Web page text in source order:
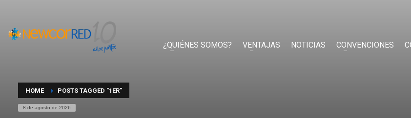
¿QUIÉNES SOMOS? VENTAJAS NOTICIAS CONVENCIONES
HOME POSTS TAGGED "1ER"
8 de agosto de 2026